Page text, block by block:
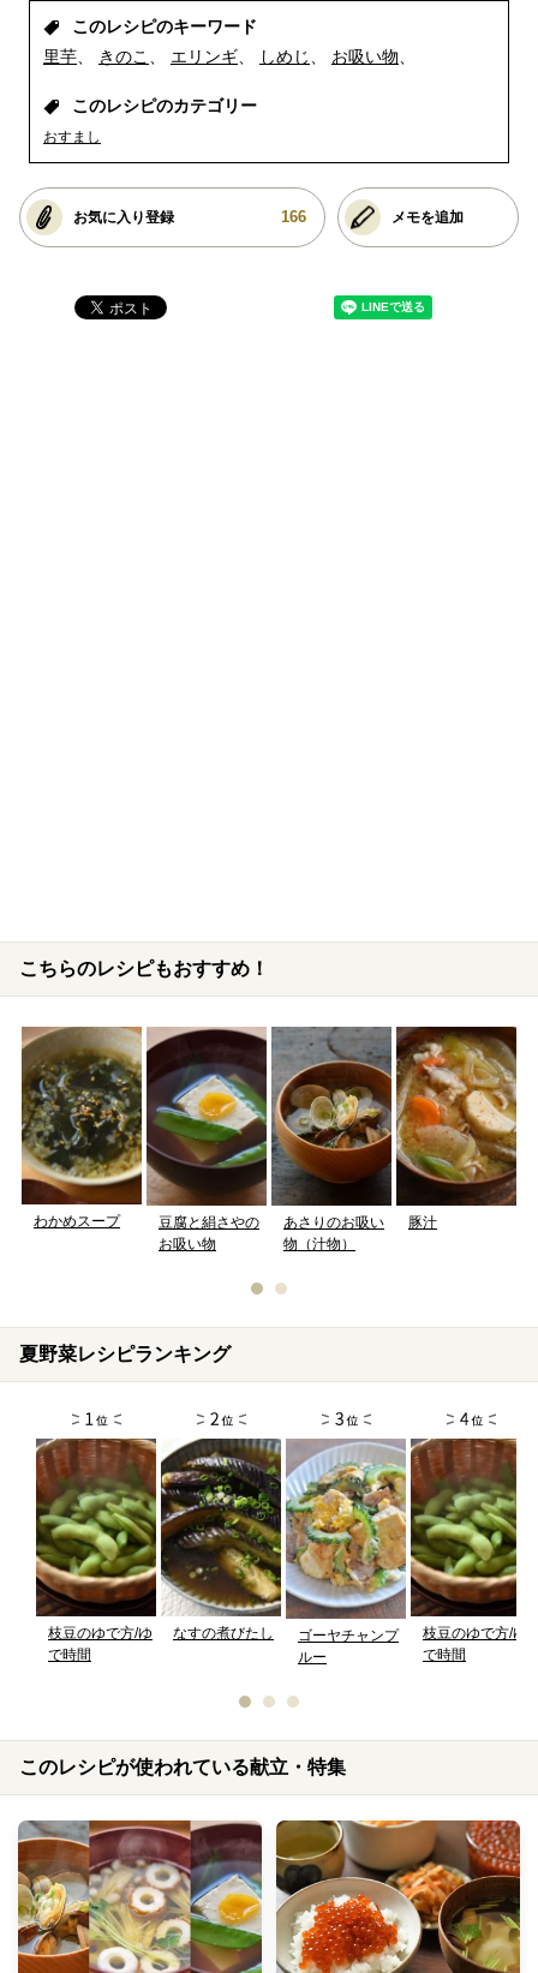
このレシピのキーワード
里芋
きのこ エリンギ しめじ お吸い物
このレシピのカテゴリー
おすまし
お気に入り登録 166 メモを追加
こちらのレシピもおすすめ！
わかめスープ
豆腐と絹さやの
お吸い物
あさりのお吸い
物（汁物）
豚汁
夏野菜レシピランキング
枝豆のゆで方/ゆ
で時間
なすの煮びたし
ゴーヤチャンプ
ルー
枝豆のゆで方/ゆ
で時間
このレシピが使われている献立・特集